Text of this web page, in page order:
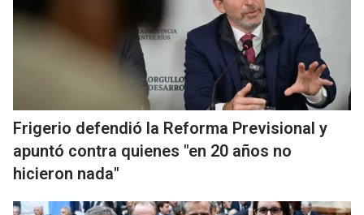
Frigerio defendió la Reforma Previsional y
apuntó contra quienes "en 20 años no
hicieron nada"